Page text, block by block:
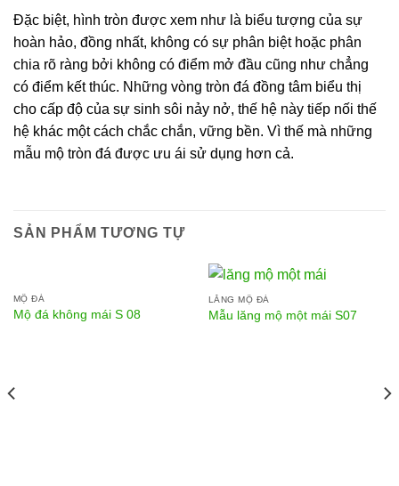
Đặc biệt, hình tròn được xem như là biểu tượng của sự
hoàn hảo, đồng nhất, không có sự phân biệt hoặc phân
chia rõ ràng bởi không có điểm mở đầu cũng như chẳng
có điểm kết thúc. Những vòng tròn đá đồng tâm biểu thị
cho cấp độ của sự sinh sôi nảy nở, thế hệ này tiếp nối thế
hệ khác một cách chắc chắn, vững bền. Vì thế mà những
mẫu mộ tròn đá được ưu ái sử dụng hơn cả.
SẢN PHẨM TƯƠNG TỰ
MỘ ĐÁ
Mộ đá không mái S 08
LĂNG MỘ ĐÁ
Mẫu lăng mộ một mái S07